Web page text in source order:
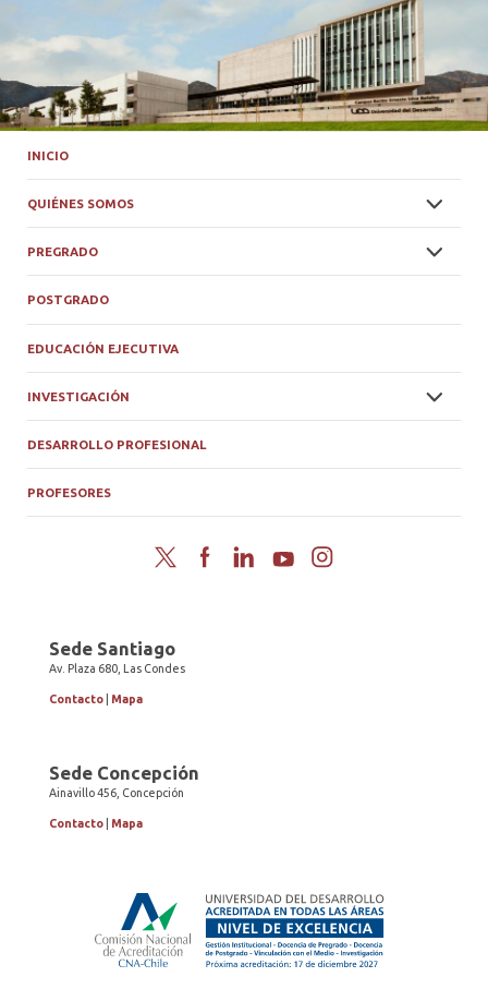
INICIO
QUIÉNES SOMOS
PREGRADO
POSTGRADO
EDUCACIÓN EJECUTIVA
INVESTIGACIÓN
DESARROLLO PROFESIONAL
PROFESORES
Twitter FacebookLinkedInYouTubeInstagram
Sede Santiago
Av. Plaza 680, Las Condes
Contacto Mapa
Sede Concepción
Ainavillo 456, Concepción
Contacto Mapa